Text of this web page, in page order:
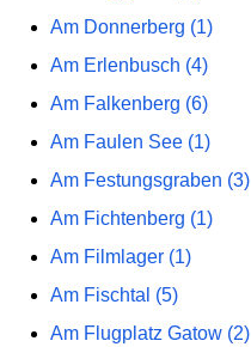
Am Donnerberg (1)
Am Erlenbusch (4)
Am Falkenberg (6)
Am Faulen See (1)
Am Festungsgraben (3)
Am Fichtenberg (1)
Am Filmlager (1)
Am Fischtal (5)
Am Flugplatz Gatow (2)